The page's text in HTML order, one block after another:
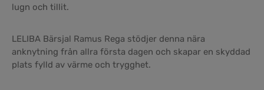
lugn och tillit.
LELIBA Bärsjal Ramus Rega stödjer denna nära
anknytning från allra första dagen och skapar en skyddad
plats fylld av värme och trygghet.